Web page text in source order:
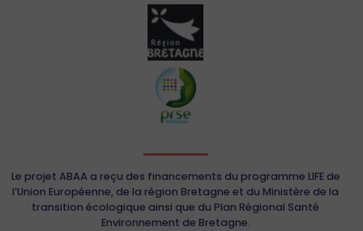
Le projet ABAA a reçu des financements du programme LIFE de
l’Union Européenne, de la région Bretagne et du Ministère de la
transition écologique ainsi que du Plan Régional Santé
Environnement de Bretagne.